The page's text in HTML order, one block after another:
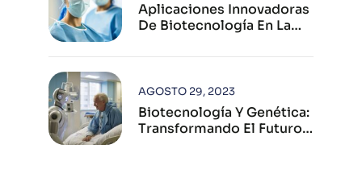
Aplicaciones Innovadoras
De Biotecnología En La
Moderna
Biotecnología Y Genética:
Transformando El Futuro
AGOSTO 29, 2023